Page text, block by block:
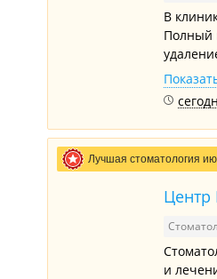
В
Полный
Лучшая стоматология
Центр
и